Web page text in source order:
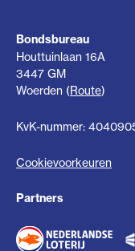
Bondsbureau
Houttuinlaan 16A
3447 GM
Woerden (Route)
KvK-nummer:
Cookievoorkeuren
Partners